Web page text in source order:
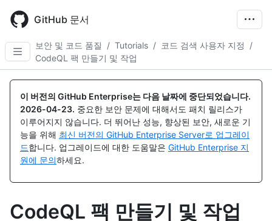
main
content
GitHub 문서
보안 및 코드 품질 / Tutorials / 코드 검색 사용자 지정
/
CodeQL 팩 만들기 및 작업
이 버전의 GitHub Enterprise는 다음 날짜에 중단되었습니다.
2026-04-23. 중요한 보안 문제에 대해서도 패치 릴리스가
이루어지지 않습니다. 더 뛰어난 성능, 향상된 보안, 새로운 기
능을 위해 최신 버전의 GitHub Enterprise Server로 업그레이
드합니다. 업그레이드에 대한 도움말은 GitHub Enterprise 지
원에 문의하세요.
CodeQL 팩 만들기 및 작업